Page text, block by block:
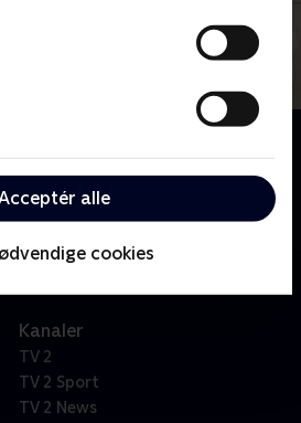
alle
cookies
nemlig kærester med hver
det danske herrelandshold.
Kanaler
TV 2
TV 2 Sport
TV 2 News